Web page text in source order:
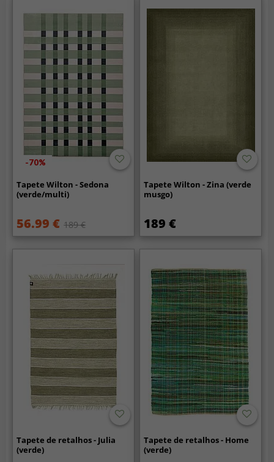
-70%
Tapete Wilton - Sedona
(verde/multi)
56.99 € 189 €
Tapete Wilton - Zina (verde
musgo)
189 €
Tapete de retalhos - Julia
(verde)
Tapete de retalhos - Home
(verde)